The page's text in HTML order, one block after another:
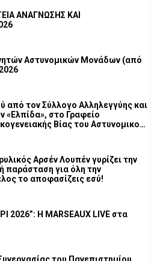
ΑΝΑΓΝΩΣΗΣ ΚΑΙ
Αστυνομικών Μονάδων (από
από τον Σύλλογο Αλληλεγγύης και
«Ελπίδα», στο Γραφείο
Βίας του Αστυνομικού
Αρσέν Λουπέν γυρίζει την
παράσταση για όλη την
το τέλος το αποφασίζεις εσύ!
2026”: Η MARSEAUX LIVE στα